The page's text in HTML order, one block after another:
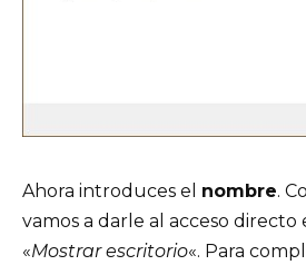
Ahora introduces el nombre.
vamos a darle al acceso directo
«Mostrar escritorio«. Para